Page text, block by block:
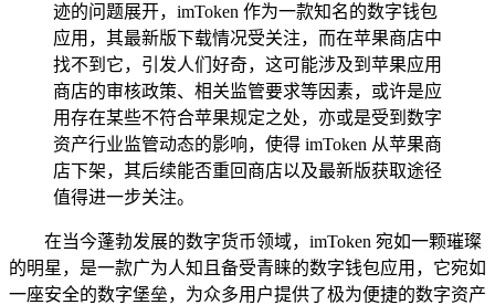
迹的问题展开，imToken 作为一款知名的数字钱包
应用，其最新版下载情况受关注，而在苹果商店中
找不到它，引发人们好奇，这可能涉及到苹果应用
商店的审核政策、相关监管要求等因素，或许是应
用存在某些不符合苹果规定之处，亦或是受到数字
资产行业监管动态的影响，使得 imToken 从苹果商
店下架，其后续能否重回商店以及最新版获取途径
值得进一步关注。
在当今蓬勃发展的数字货币领域，imToken 宛如一颗璀璨
的明星，是一款广为人知且备受青睐的数字钱包应用，它宛如
一座安全的数字堡垒，为众多用户提供了极为便捷的数字资产